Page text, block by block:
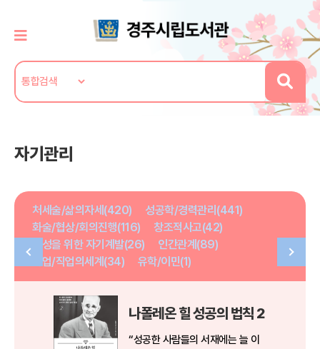
자기관리
처세술/삶의자세(420)
성공학/경력관리(441)
화술/협상/회의진행(116)
창조적사고(42)
여성을 위한 자기계발(26)
인간관계(89)
취업/직업의세계(34)
유학/이민(1)
나폴레온 힐 성공의 법칙 2
“성공한 사람들의 서재에는 늘 이